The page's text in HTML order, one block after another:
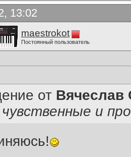
13:02
maestrokot
Постоянный пользователь
от Вячеслав
и